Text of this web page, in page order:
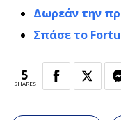
Δωρεάν την
Σπάσε το
5
SHARES